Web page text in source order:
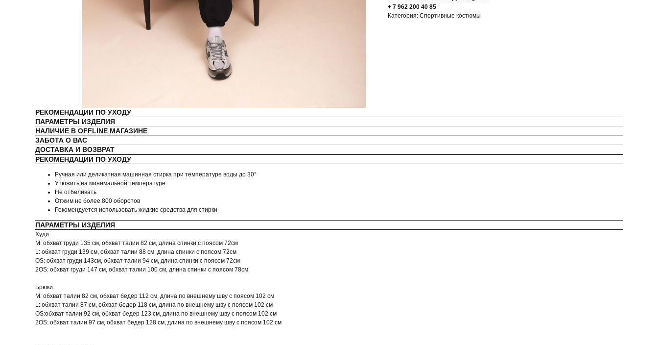
+ 7 962 200 40 85
Категория: Спортивные костюмы
РЕКОМЕНДАЦИИ ПО УХОДУ
ПАРАМЕТРЫ ИЗДЕЛИЯ
НАЛИЧИЕ В OFFLINE МАГАЗИНЕ
ЗАБОТА О ВАС
ДОСТАВКА И ВОЗВРАТ
РЕКОМЕНДАЦИИ ПО УХОДУ
Ручная или деликатная машинная стирка при температуре воды до 30°
Утюжить на минимальной температуре
Не отбеливать
Отжим не более 800 оборотов
Рекомендуется использовать жидкие средства для стирки
ПАРАМЕТРЫ ИЗДЕЛИЯ
Худи:
M: обхват груди 135 см, обхват талии 82 см, длина спинки с поясом 72см
L: обхват груди 139 см, обхват талии 88 см, длина спинки с поясом 72см
OS: обхват груди 143см, обхват талии 94 см, длина спинки с поясом 72см
2OS: обхват груди 147 см, обхват талии 100 см, длина спинки с поясом 78см
Брюки:
M: обхват талии 82 см, обхват бедер 112 см, длина по внешнему шву с поясом 102 см
L: обхват талии 87 см, обхват бедер 118 см, длина по внешнему шву с поясом 102 см
OS:обхват талии 92 см, обхват бедер 123 см, длина по внешнему шву с поясом 102 см
2OS: обхват талии 97 см, обхват бедер 128 см, длина по внешнему шву с поясом 102 см